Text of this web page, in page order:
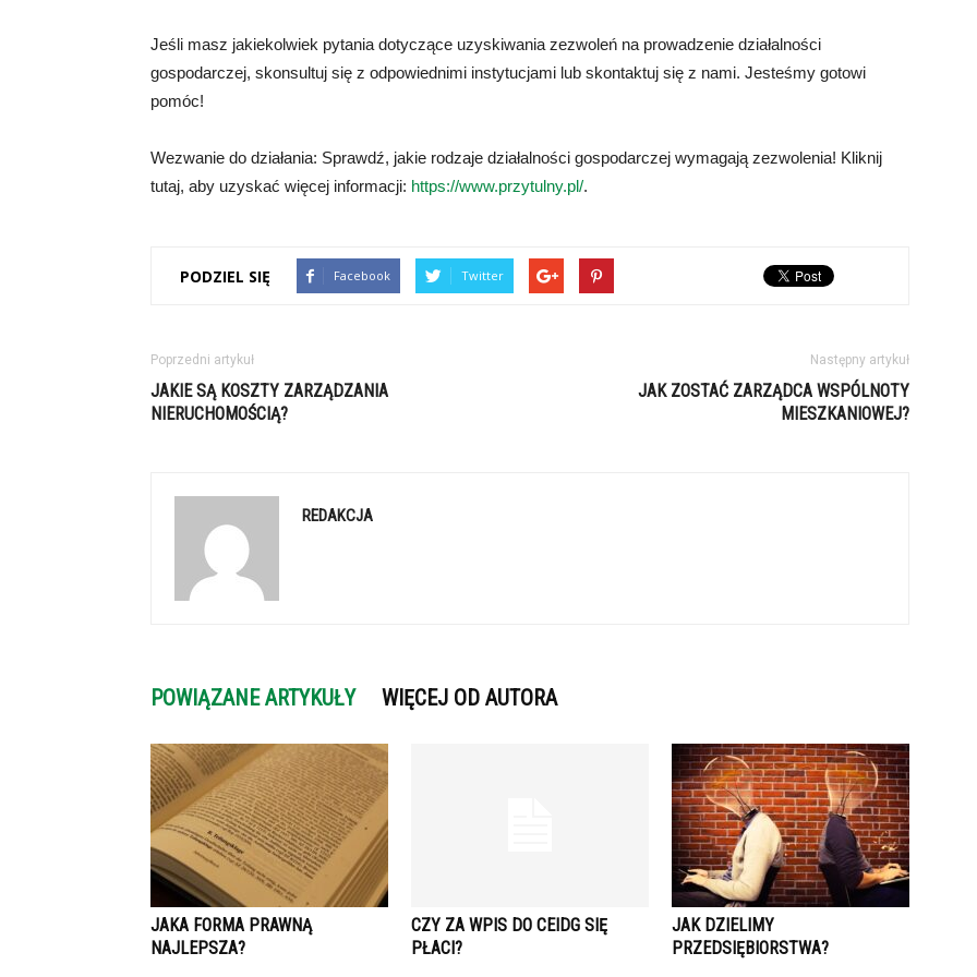
Jeśli masz jakiekolwiek pytania dotyczące uzyskiwania zezwoleń na prowadzenie działalności
gospodarczej, skonsultuj się z odpowiednimi instytucjami lub skontaktuj się z nami. Jesteśmy gotowi
pomóc!
Wezwanie do działania: Sprawdź, jakie rodzaje działalności gospodarczej wymagają zezwolenia! Kliknij
tutaj, aby uzyskać więcej informacji: https://www.przytulny.pl/.
PODZIEL SIĘ Facebook Twitter
Poprzedni artykuł
JAKIE SĄ KOSZTY ZARZĄDZANIA
NIERUCHOMOŚCIĄ?
Następny artykuł
JAK ZOSTAĆ ZARZĄDCA WSPÓLNOTY
MIESZKANIOWEJ?
REDAKCJA
POWIĄZANE ARTYKUŁY WIĘCEJ OD AUTORA
JAKA FORMA PRAWNĄ
NAJLEPSZA?
CZY ZA WPIS DO CEIDG SIĘ
PŁACI?
JAK DZIELIMY
PRZEDSIĘBIORSTWA?